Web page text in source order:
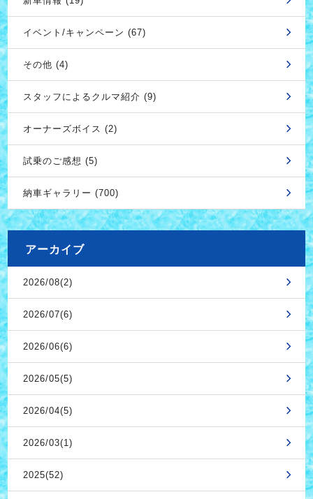
イベント/キャンペーン (67)
その他 (4)
スタッフによるクルマ紹介 (9)
オーナーズボイス (2)
試乗のご感想 (5)
納車ギャラリー (700)
アーカイブ
2026/08(2)
2026/07(6)
2026/06(6)
2026/05(5)
2026/04(5)
2026/03(1)
2025(52)